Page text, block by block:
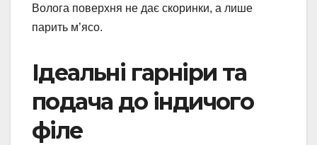
Волога поверхня не дає скоринки, а лише
парить м’ясо.
Ідеальні гарніри та
подача до індичого
філе